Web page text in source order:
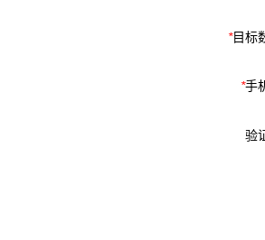
*目标
*手
验